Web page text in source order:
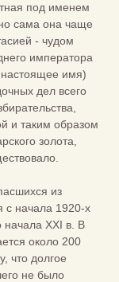
под именем
сама она чаще
- чудом
императора
имя)
дел всего
и таким образом
золота,
из
с начала 1920-х
начала XXI в. В
около 200
что долгое
не было